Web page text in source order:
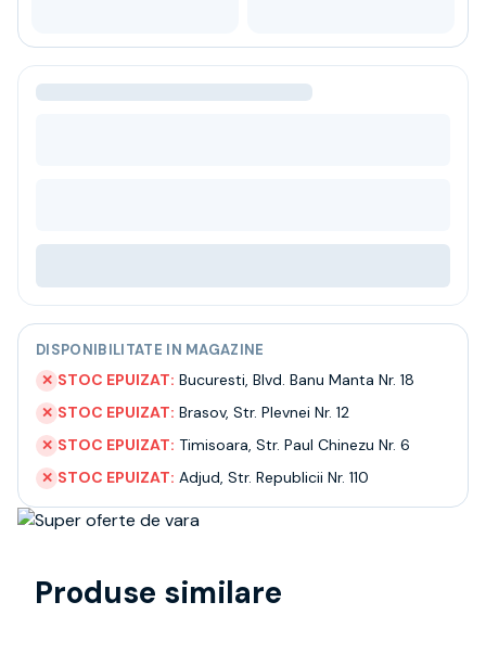
Ceai
Bacanie
BLACK FRIDAY
Contact
Termeni si conditii
Politica de confidentialitate
Intrebari frecvente
DISPONIBILITATE IN MAGAZINE
✕ STOC EPUIZAT: Bucuresti, Blvd. Banu Manta Nr. 18
✕ STOC EPUIZAT: Brasov, Str. Plevnei Nr. 12
✕ STOC EPUIZAT: Timisoara, Str. Paul Chinezu Nr. 6
✕ STOC EPUIZAT: Adjud, Str. Republicii Nr. 110
Produse similare